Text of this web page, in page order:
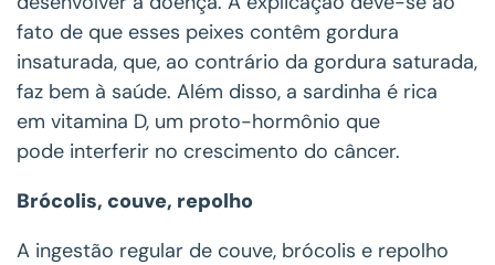
fato de que esses peixes contêm gordura
insaturada, que, ao contrário da gordura saturada,
faz bem à saúde. Além disso, a sardinha é rica
em vitamina D, um proto-hormônio que
pode interferir no crescimento do câncer.
Brócolis, couve, repolho
A ingestão regular de couve, brócolis e repolho